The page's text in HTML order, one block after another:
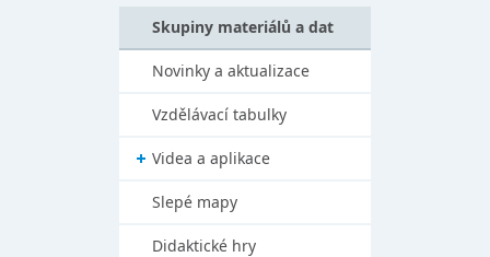
Skupiny materiálů a dat
Novinky a aktualizace
Vzdělávací tabulky
Videa a aplikace
Slepé mapy
Didaktické hry